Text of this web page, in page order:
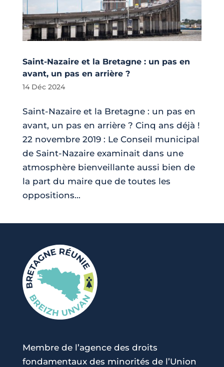
Saint-Nazaire et la Bretagne : un pas en
avant, un pas en arrière ?
14 Déc 2024
Saint-Nazaire et la Bretagne : un pas en
avant, un pas en arrière ? Cinq ans déjà !
22 novembre 2019 : Le Conseil municipal
de Saint-Nazaire examinait dans une
atmosphère bienveillante aussi bien de
la part du maire que de toutes les
oppositions...
Membre de l’agence des droits
fondamentaux des minorités de l’Union